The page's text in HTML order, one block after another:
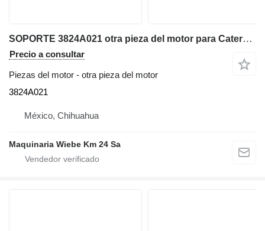
SOPORTE 3824A021 otra pieza del motor para Caterpillar VARIOS cargadora de ruedas
Precio a consultar
Piezas del motor - otra pieza del motor
3824A021
México, Chihuahua
Maquinaria Wiebe Km 24 Sa